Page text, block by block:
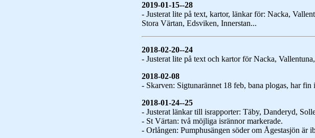
2019-01-15--28
- Justerat lite på text, kartor, länkar för: Nacka,
Stora Värtan, Edsviken, Innerstan...
2018-02-20--24
- Justerat lite på text och kartor för Nacka,
2018-02-08
- Skarven: Sigtunarännet 18 feb, bana plogas, har fin
2018-01-24--25
- Justerat länkar till israpporter: Täby, Danderyd,
- St Värtan: två möjliga isrännor markerade.
- Orlången: Pumphusängen söder om Ågestasjön är